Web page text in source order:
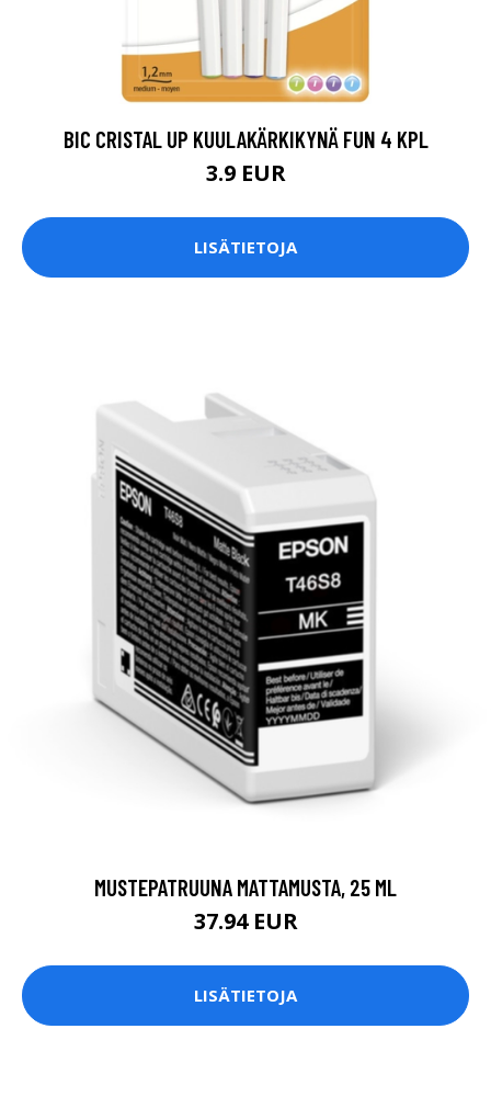
BIC CRISTAL UP KUULAKÄRKIKYNÄ FUN 4 KPL
3.9 EUR
LISÄTIETOJA
MUSTEPATRUUNA MATTAMUSTA, 25 ML
37.94 EUR
LISÄTIETOJA